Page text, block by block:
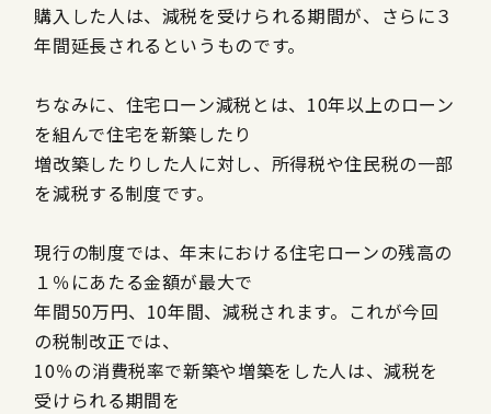
購入した人は、減税を受けられる期間が、さらに３
年間延長されるというものです。
ちなみに、住宅ローン減税とは、 10年以上のローン
を組んで住宅を新築したり
増改築したりした人に対し、所得税や住民税の一部
を減税する制度です。
現行の制度では、年末における住宅ローンの残高の
１％にあたる金額が最大で
年間50万円、 10年間、減税されます。これが今回
の税制改正では、
10％の消費税率で新築や増築をした人は、減税を
受けられる期間を